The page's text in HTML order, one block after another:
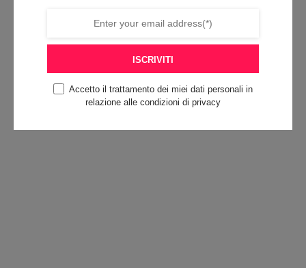
ISCRIVITI
Accetto il trattamento dei miei dati personali in
relazione alle condizioni di privacy